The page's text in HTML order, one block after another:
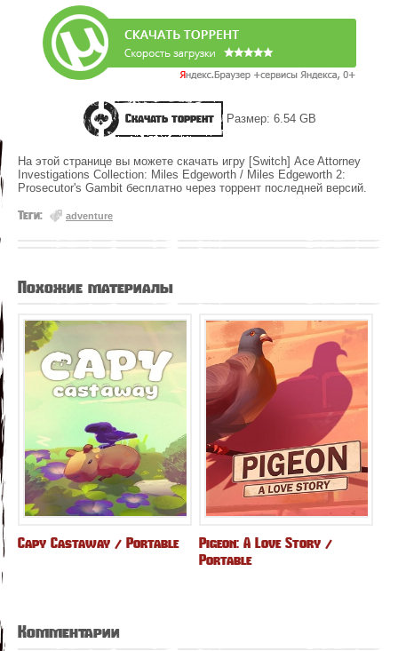
Скачать торрент Размер: 6.54 GB
На этой странице вы можете скачать игру [Switch] Ace Attorney
Investigations Collection: Miles Edgeworth / Miles Edgeworth 2:
Prosecutor's Gambit бесплатно через торрент последней версий.
Теги: adventure
Похожие материалы
Capy Castaway / Portable
Pigeon: A Love Story /
Portable
Комментарии